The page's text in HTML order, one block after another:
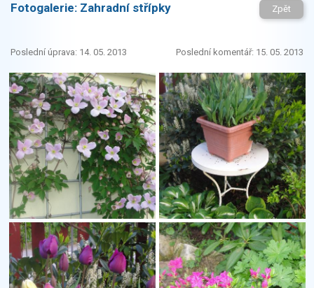
Fotogalerie: Zahradní střípky Zpět
Poslední úprava: 14. 05. 2013 Poslední komentář: 15. 05. 2013